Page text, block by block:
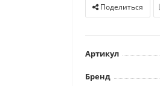
Поделиться
Артикул
Бренд